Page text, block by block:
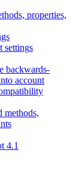
properties,
settings
backwards-
account
methods,
4.1